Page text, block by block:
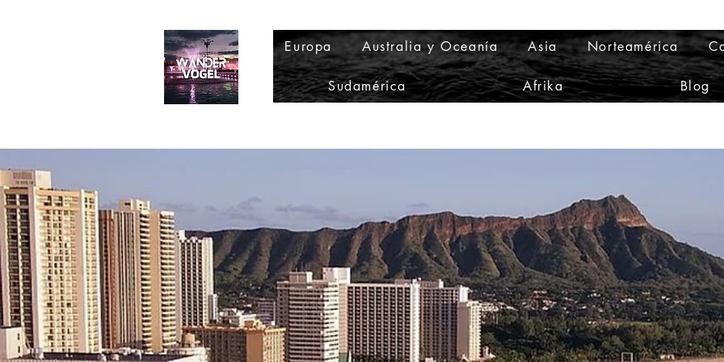
Europa Australia y Oceanía Asia Norteamérica
Sudamérica Afrika Blog